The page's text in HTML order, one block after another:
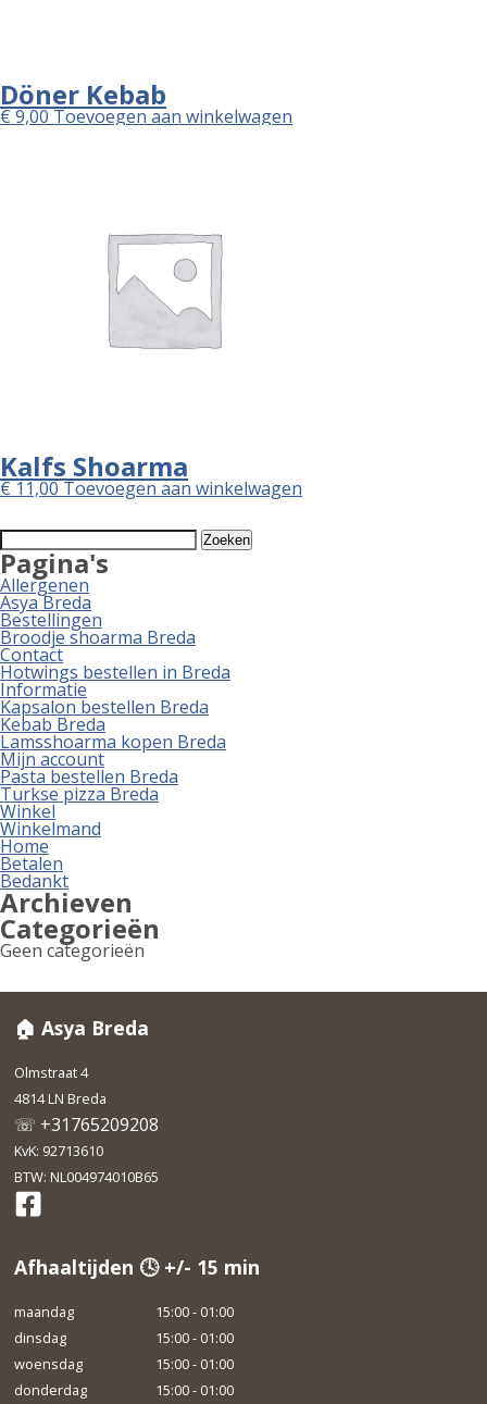
Döner Kebab
€9,00Toevoegen aan winkelwagen
Kalfs Shoarma
€11,00Toevoegen aan winkelwagen
Zoeken
naar:
Pagina's
Allergenen
Asya Breda
Bestellingen
Broodje shoarma Breda
Contact
Hotwings bestellen in Breda
Informatie
Kapsalon bestellen Breda
Kebab Breda
Lamsshoarma kopen Breda
Mijn account
Pasta bestellen Breda
Turkse pizza Breda
Winkel
Winkelmand
Home
Betalen
Bedankt
Archieven
Categorieën
Geen categorieën
🏠 Asya Breda
Olmstraat 4
4814 LN Breda
☏ +31765209208
KvK: 92713610
BTW: NL004974010B65
Afhaaltijden 🕓 +/- 15 min
maandag
15:00 - 01:00
dinsdag
15:00 - 01:00
woensdag
15:00 - 01:00
donderdag
15:00 - 01:00